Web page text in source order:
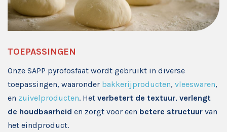
TOEPASSINGEN
Onze SAPP pyrofosfaat wordt gebruikt in diverse
toepassingen, waaronder bakkerijproducten, vleeswaren,
en zuivelproducten. Het verbetert de textuur, verlengt
de houdbaarheid en zorgt voor een betere structuur van
het eindproduct.